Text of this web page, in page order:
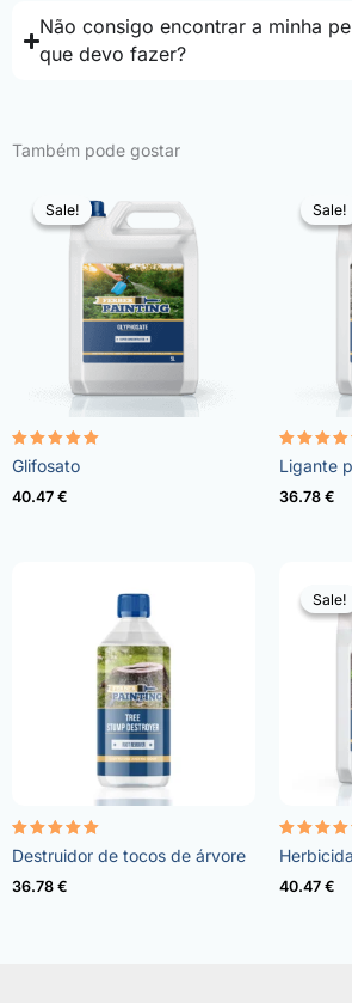
Não consigo encontrar a minha
que devo fazer?
Também pode gostar
Sale!
Sale!
Avaliação
4.96
de 5
Glifosato
40.47 €
Sale!
Sale!
Avaliação
4.57
de 5
Ligante
36.78 €
Avaliação
5.00
de 5
Destruidor de tocos de árvore
36.78 €
Sale!
Sale!
Avaliação
4.73
de 5
Herbicida
40.47 €